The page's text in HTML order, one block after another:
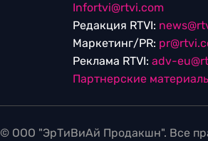
Infortvi@rtvi.com
Редакция RTVI:
Маркетинг/PR:
Реклама RTVI: adv-
Партнерские
© ООО "ЭрТиВиАй Продакшн". Все